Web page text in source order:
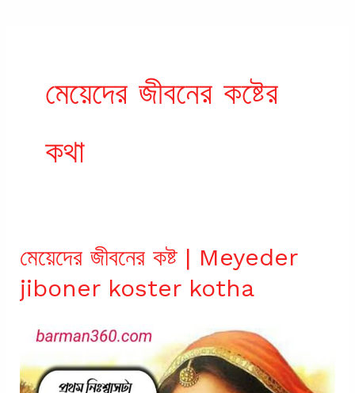
মেয়েদের জীবনের কষ্টের
কথা
মেয়েদের জীবনের কষ্ট | Meyeder
jiboner koster kotha